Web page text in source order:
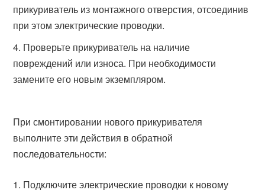
прикуриватель из монтажного отверстия, отсоединив
при этом электрические проводки.
Проверьте прикуриватель на наличие
повреждений или износа. При необходимости
замените его новым экземпляром.
При смонтировании нового прикуривателя
выполните эти действия в обратной
последовательности:
Подключите электрические проводки к новому